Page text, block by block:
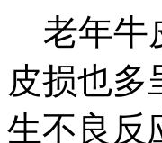
老年牛
皮损也多
生不良反